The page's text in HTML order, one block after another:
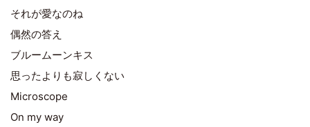
それが愛なのね
偶然の答え
ブルームーンキス
思ったよりも寂しくない
Microscope
On my way